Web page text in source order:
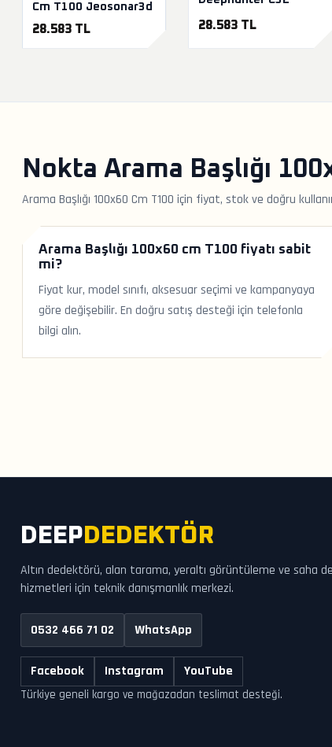
Cm T100 Jeosonar3d
28.583 TL 28.583 TL
Nokta Arama Başlığı
Arama Başlığı 100x60 Cm T100 için fiyat, stok ve doğru
Arama Başlığı 100x60 cm T100 fiyatı sabit
mi?
Fiyat kur, model sınıfı, aksesuar seçimi ve kampanyaya
göre değişebilir. En doğru satış desteği için telefonla
bilgi alın.
DEEP DEDEKTÖR
Altın dedektörü, alan tarama, yeraltı görüntüleme ve saha
hizmetleri için teknik danışmanlık merkezi.
0532 466 71 02 WhatsApp
Facebook Instagram YouTube
Türkiye geneli kargo ve mağazadan teslimat desteği.